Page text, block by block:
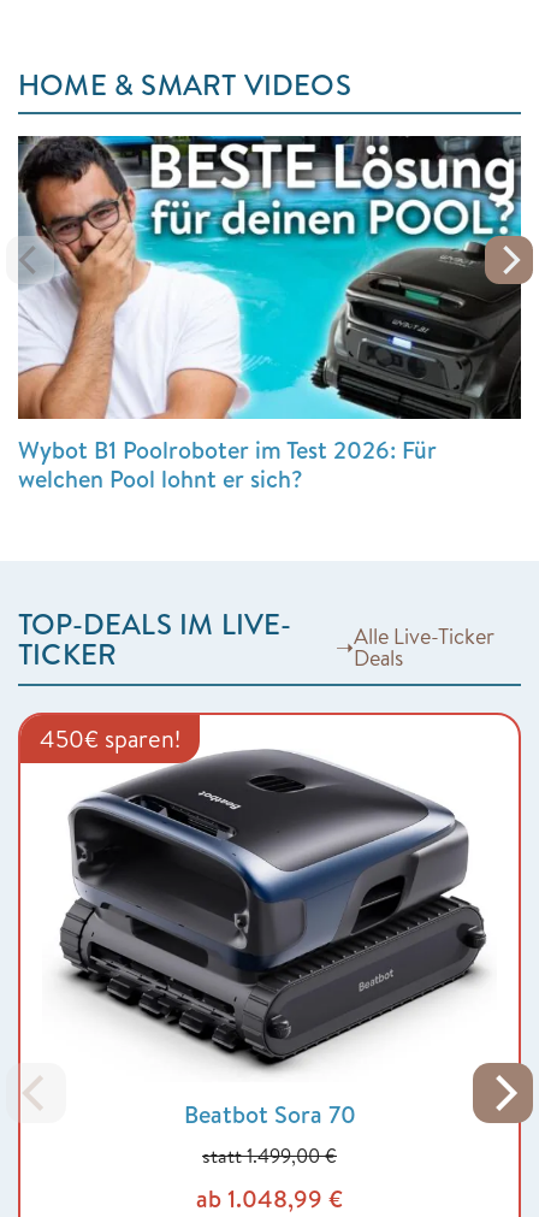
HOME & SMART VIDEOS
Wybot B1 Poolroboter im Test 2026: Für
welchen Pool lohnt er sich?
TOP-DEALS IM LIVE-
TICKER ➝Alle Live-Ticker
Deals
450€ sparen!
Beatbot Sora 70
statt 1.499,00 €
ab 1.048,99 €